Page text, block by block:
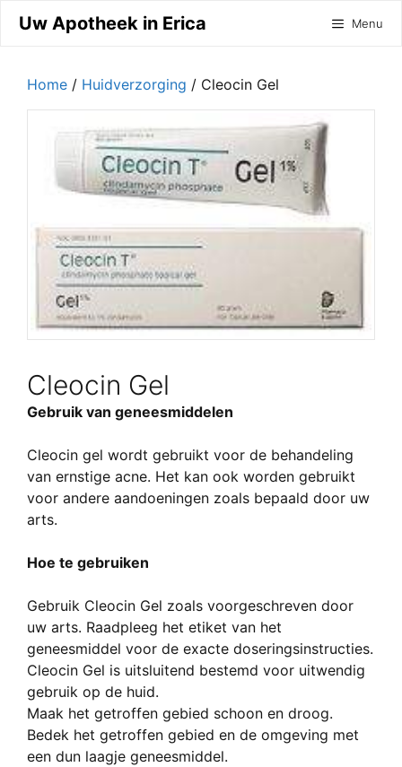
naar
inhoud
Uw Apotheek in Erica Menu
Home / Huidverzorging / Cleocin Gel
Cleocin Gel
Gebruik van geneesmiddelen
Cleocin gel wordt gebruikt voor de behandeling
van ernstige acne. Het kan ook worden gebruikt
voor andere aandoeningen zoals bepaald door uw
arts.
Hoe te gebruiken
Gebruik Cleocin Gel zoals voorgeschreven door
uw arts. Raadpleeg het etiket van het
geneesmiddel voor de exacte doseringsinstructies.
Cleocin Gel is uitsluitend bestemd voor uitwendig
gebruik op de huid.
Maak het getroffen gebied schoon en droog.
Bedek het getroffen gebied en de omgeving met
een dun laagje geneesmiddel.